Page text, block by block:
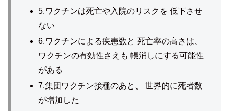
5.ワクチンは死亡や入院のリスクを 低下させ
ない
6.ワクチンによる疾患数と 死亡率の高さは、
ワクチンの有効性さえも 帳消しにする可能性
がある
7.集団ワクチン接種のあと、 世界的に死者数
が増加した